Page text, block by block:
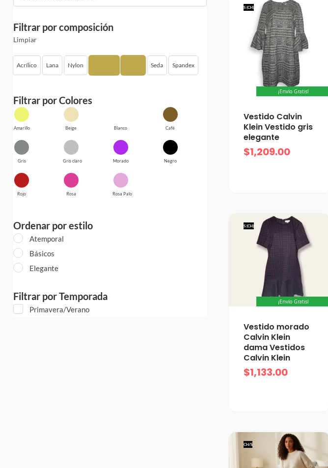
Filtrar por composición
Limpiar
Acrílico Lana Nylon Seda Spandex
Filtrar por Colores
Amarillo Beige Blanco Café
Gris Gris claro Morado Negro
Rojo Rosa Rosa Palo
Ordenar por estilo
Atemporal
Básicos
Elegante
Filtrar por Temporada
Primavera/Verano
S (CH)
¡Envío Gratis!
Vestido Calvin
Klein Vestido gris
elegante
$1,209.00
S (CH)
¡Envío Gratis!
Vestido morado
Calvin Klein
dama Vestidos
Calvin Klein
$1,133.00
CH/S